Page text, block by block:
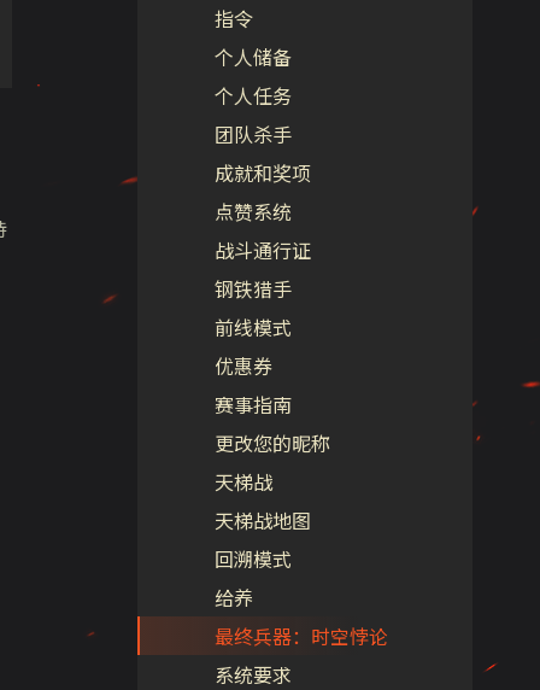
指令
个人储备
个人任务
团队杀手
成就和奖项
点赞系统
战斗通行证
钢铁猎手
前线模式
优惠券
赛事指南
更改您的昵称
天梯战
天梯战地图
回溯模式
给养
最终兵器：时空悖论
系统要求